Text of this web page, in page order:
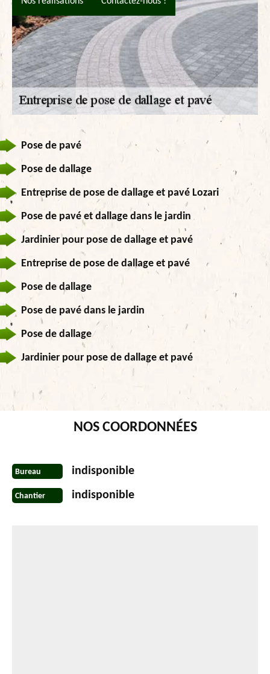
Pose de pavé
Pose de dallage
Entreprise de pose de dallage et pavé Lozari
Pose de pavé et dallage dans le jardin
Jardinier pour pose de dallage et pavé
Entreprise de pose de dallage et pavé
Pose de dallage
Pose de pavé dans le jardin
Pose de dallage
Jardinier pour pose de dallage et pavé
NOS COORDONNÉES
Bureau indisponible
Chantier indisponible